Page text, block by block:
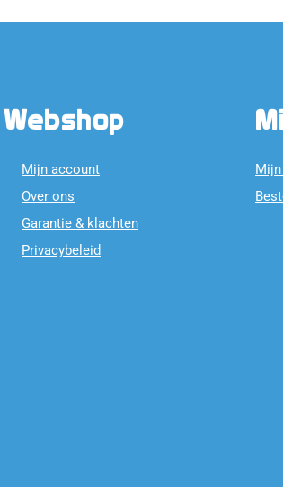
Webshop
Mijn account
Over ons
Garantie & klachten
Privacybeleid